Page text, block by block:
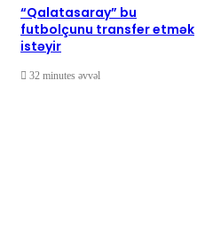
“Qalatasaray” bu
futbolçunu transfer etmək
istəyir
32 minutes əvvəl